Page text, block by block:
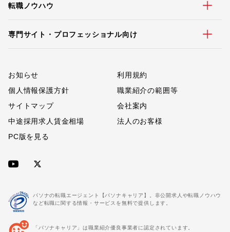
転職ノウハウ
専門サイト・プロフェッショナル向け
お知らせ
利用規約
個人情報保護方針
職業紹介の範囲等
サイトマップ
会社案内
中途採用求人賃金相場
法人のお客様
PC版を見る
パソナの転職エージェント【パソナキャリア】。非公開求人や転職ノウハウ
など転職に関する情報・サービスを無料で提供します。
「パソナキャリア」は職業紹介優良事業者に認定されています。